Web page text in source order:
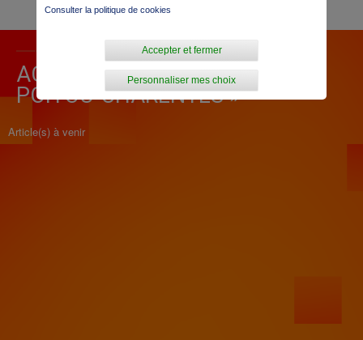
ACTUALITÉ POUR « TOUR
POITOU-CHARENTES »
Article(s) à venir
Consulter la politique de cookies
Personnaliser mes choix
Accepter et fermer